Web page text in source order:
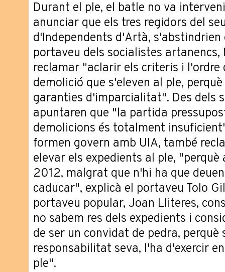
Durant el ple, el batle no va
anunciar que els tres regidors del
d'Independents d'Artà, s'abstindrien
portaveu dels socialistes artanencs,
reclamar "aclarir els criteris i l'ordre
demolició que s'eleven al ple,
garanties d'imparcialitat". Des dels
apuntaren que "la partida
demolicions és totalment
formen govern amb UIA, també
elevar els expedients al ple,
2012, malgrat que n'hi ha que
caducar", explicà el portaveu Tolo
portaveu popular, Joan Lliteres,
no sabem res dels expedients i
de ser un convidat de pedra, perquè
responsabilitat seva, l'ha d'exercir
ple".